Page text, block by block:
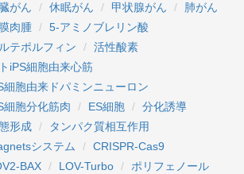
がん
休眠がん 甲状腺がん
肺がん
肉腫
5-アミノブレリン酸
テポルフィン
活性酸素
iPS細胞由来心筋
細胞由来ドパミンニューロン
細胞分化筋肉
ES細胞
分化誘導
形成
タンパク質相互作用
システム
CRISPR-Cas9
BAX
LOV-Turbo
ポリフェノール